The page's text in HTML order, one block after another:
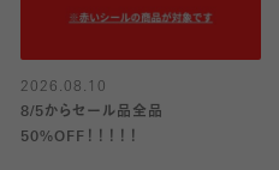
2026.08.10
8/5からセール品全品
50%OFF！！！！！